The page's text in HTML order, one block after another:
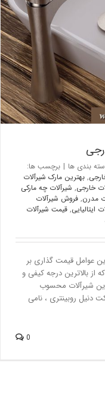
ها
برچسب ها:
,بهترین مارک شیرآلات
,شیرآلات چه مارکی
,فروش شیرآلات
,قیمت شیرآلات
قیمت گذاری بر
درجه کیفی و
شیرآلات محسوب
روبینتری ، نامی